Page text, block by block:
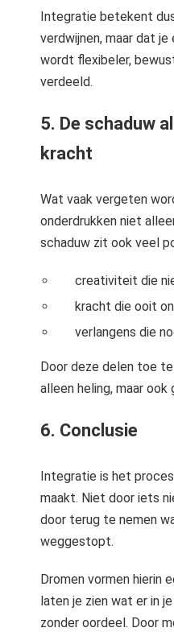
Integratie betekent
verdwijnen, maar dat
wordt flexibeler,
verdeeld.
5. De schaduw
kracht
Wat vaak vergeten
onderdrukken niet
schaduw zit ook veel
creativiteit die
kracht die ooit
verlangens die
Door deze delen toe
alleen heling, maar ook
6. Conclusie
Integratie is het
maakt. Niet door iets
door terug te nemen
weggestopt.
Dromen vormen hierin
laten je zien wat er in
zonder oordeel. Door